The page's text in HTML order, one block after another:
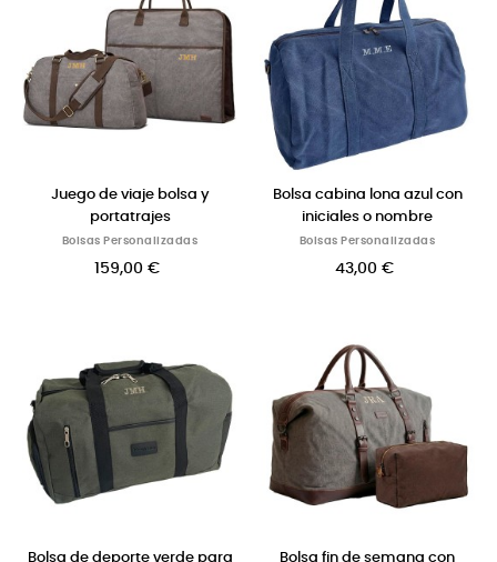
Juego de viaje bolsa y
portatrajes
Bolsas Personalizadas
159,00 €
Bolsa cabina lona azul con
iniciales o nombre
Bolsas Personalizadas
43,00 €
Bolsa de deporte verde para Bolsa fin de semana con